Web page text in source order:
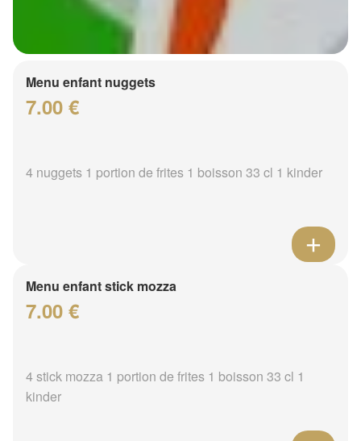
Menu enfant nuggets
7.00 €
4 nuggets 1 portion de frites 1 boisson 33 cl 1 kinder
Menu enfant stick mozza
7.00 €
4 stick mozza 1 portion de frites 1 boisson 33 cl 1
kinder